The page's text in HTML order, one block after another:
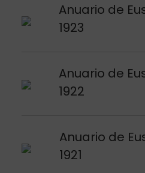
Anuario de
1923
Argitalpena ikusi
Anuario de
1922
Argitalpena ikusi
Anuario de
1921
Argitalpena ikusi